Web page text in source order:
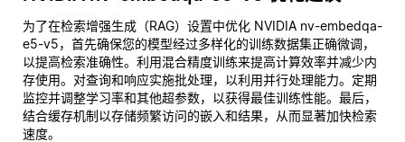
为了在检索增强生成（RAG）设置中优化 NVIDIA nv-embedqa-
e5-v5，首先确保您的模型经过多样化的训练数据集正确微调，
以提高检索准确性。利用混合精度训练来提高计算效率并减少内
存使用。对查询和响应实施批处理，以利用并行处理能力。定期
监控并调整学习率和其他超参数，以获得最佳训练性能。最后，
结合缓存机制以存储频繁访问的嵌入和结果，从而显著加快检索
速度。